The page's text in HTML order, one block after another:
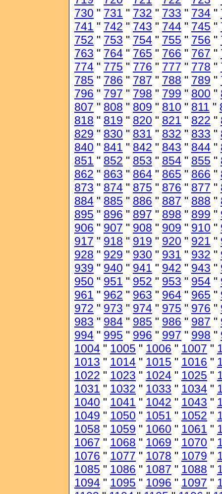
730 " 731 " 732 " 733 " 734 "
741 " 742 " 743 " 744 " 745 "
752 " 753 " 754 " 755 " 756 "
763 " 764 " 765 " 766 " 767 "
774 " 775 " 776 " 777 " 778 "
785 " 786 " 787 " 788 " 789 "
796 " 797 " 798 " 799 " 800 "
807 " 808 " 809 " 810 " 811 "
818 " 819 " 820 " 821 " 822 "
829 " 830 " 831 " 832 " 833 "
840 " 841 " 842 " 843 " 844 "
851 " 852 " 853 " 854 " 855 "
862 " 863 " 864 " 865 " 866 "
873 " 874 " 875 " 876 " 877 "
884 " 885 " 886 " 887 " 888 "
895 " 896 " 897 " 898 " 899 "
906 " 907 " 908 " 909 " 910 "
917 " 918 " 919 " 920 " 921 "
928 " 929 " 930 " 931 " 932 "
939 " 940 " 941 " 942 " 943 "
950 " 951 " 952 " 953 " 954 "
961 " 962 " 963 " 964 " 965 "
972 " 973 " 974 " 975 " 976 "
983 " 984 " 985 " 986 " 987 "
994 " 995 " 996 " 997 " 998 "
1004 " 1005 " 1006 " 1007 "
1013 " 1014 " 1015 " 1016 "
1022 " 1023 " 1024 " 1025 "
1031 " 1032 " 1033 " 1034 "
1040 " 1041 " 1042 " 1043 "
1049 " 1050 " 1051 " 1052 "
1058 " 1059 " 1060 " 1061 "
1067 " 1068 " 1069 " 1070 "
1076 " 1077 " 1078 " 1079 "
1085 " 1086 " 1087 " 1088 "
1094 " 1095 " 1096 " 1097 "